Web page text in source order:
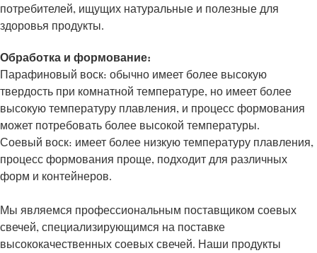
потребителей, ищущих натуральные и полезные для
здоровья продукты.
Обработка и формование:
Парафиновый воск: обычно имеет более высокую
твердость при комнатной температуре, но имеет более
высокую температуру плавления, и процесс формования
может потребовать более высокой температуры.
Соевый воск: имеет более низкую температуру плавления,
процесс формования проще, подходит для различных
форм и контейнеров.
Мы являемся профессиональным поставщиком соевых
свечей, специализирующимся на поставке
высококачественных соевых свечей. Наши продукты